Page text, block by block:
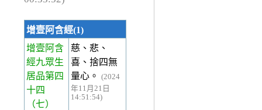
增壹阿含經(1)
增壹阿含
經九眾生
居品第四
十四
（七）
慈、悲、
喜、捨四無
量心。
(2024
年11月21日
14:51:54)